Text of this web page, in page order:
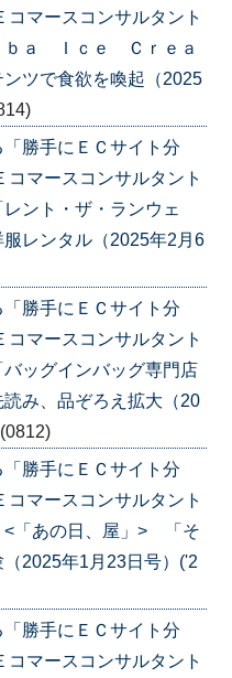
マースコンサルタント
ａ Ｉｃｅ Ｃｒｅａ
ツで食欲を喚起（2025
「勝手にＥＣサイト分
マースコンサルタント
ント・ザ・ランウェ
レンタル（2025年2月6
「勝手にＥＣサイト分
マースコンサルタント
ッグインバッグ専門店
み、品ぞろえ拡大（20
(0812)
「勝手にＥＣサイト分
マースコンサルタント
「あの日、屋」> 「そ
2025年1月23日号）('2
「勝手にＥＣサイト分
マースコンサルタント